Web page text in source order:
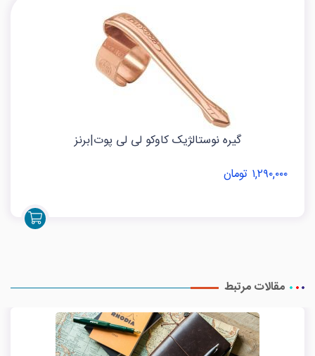
گیره نوستالژیک کاوکو لی لی پوت|برنز
۱,۲۹۰,۰۰۰ تومان
مقالات مرتبط